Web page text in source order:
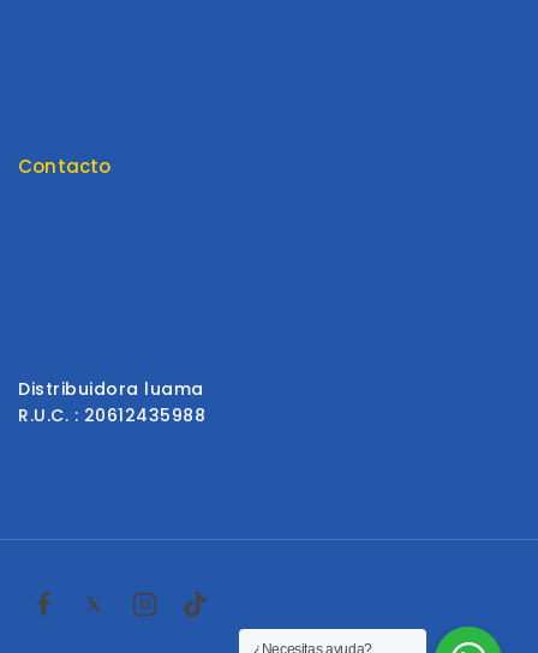
Contacto
Distribuidora luama
R.U.C. : 20612435988
¿Necesitas ayuda?